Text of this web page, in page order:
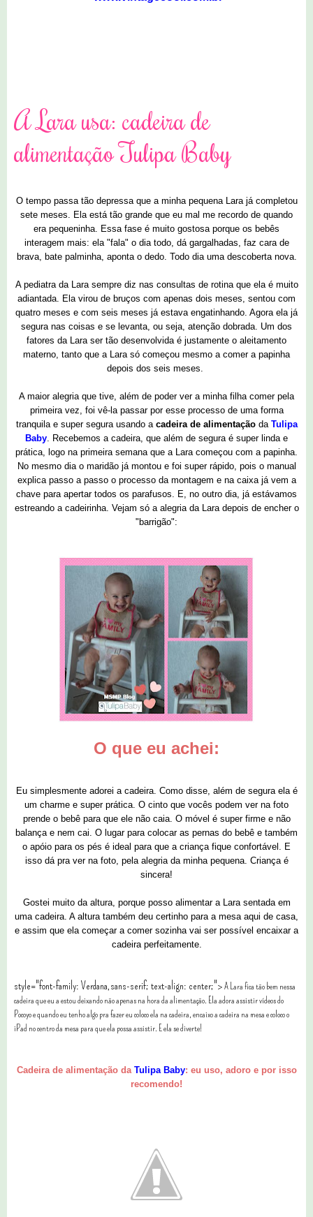
A Lara usa: cadeira de
alimentação Tulipa Baby
O tempo passa tão depressa que a minha pequena Lara já completou
sete meses. Ela está tão grande que eu mal me recordo de quando
era pequeninha. Essa fase é muito gostosa porque os bebês
interagem mais: ela "fala" o dia todo, dá gargalhadas, faz cara de
brava, bate palminha, aponta o dedo. Todo dia uma descoberta nova.
A pediatra da Lara sempre diz nas consultas de rotina que ela é muito
adiantada. Ela virou de bruços com apenas dois meses, sentou com
quatro meses e com seis meses já estava engatinhando. Agora ela já
segura nas coisas e se levanta, ou seja, atenção dobrada. Um dos
fatores da Lara ser tão desenvolvida é justamente o aleitamento
materno, tanto que a Lara só começou mesmo a comer a papinha
depois dos seis meses.
A maior alegria que tive, além de poder ver a minha filha comer pela
primeira vez, foi vê-la passar por esse processo de uma forma
tranquila e super segura usando a cadeira de alimentaçãoda Tulipa
Baby . Recebemos a cadeira, que além de segura é super linda e
prática, logo na primeira semana que a Lara começou com a papinha.
No mesmo dia o maridão já montou e foi super rápido, pois o manual
explica passo a passo o processo da montagem e na caixa já vem a
chave para apertar todos os parafusos. E, no outro dia, já estávamos
estreando a cadeirinha. Vejam só a alegria da Lara depois de encher o
"barrigão":
O que eu achei:
Eu simplesmente adorei a cadeira. Como disse, além de segura ela é
um charme e super prática. O cinto que vocês podem ver na foto
prende o bebê para que ele não caia. O móvel é super firme e não
balança e nem cai. O lugar para colocar as pernas do bebê e também
o apóio para os pés é ideal para que a criança fique confortável. E
isso dá pra ver na foto, pela alegria da minha pequena. Criança é
sincera!
Gostei muito da altura, porque posso alimentar a Lara sentada em
uma cadeira. A altura também deu certinho para a mesa aqui de casa,
e assim que ela começar a comer sozinha vai ser possível encaixar a
cadeira perfeitamente.
style="font-family: Verdana,sans-serif; text-align: center;"> A Lara fica tão bem nessa
cadeira que eu a estou deixando não apenas na hora da alimentação. Ela adora assistir vídeos do
Pocoyo e quando eu tenho algo pra fazer eu coloco ela na cadeira, encaixo a cadeira na mesa e coloco o
iPad no centro da mesa para que ela possa assistir. E ela se diverte!
Cadeira de alimentação da Tulipa Baby: eu uso, adoro e por isso
recomendo!